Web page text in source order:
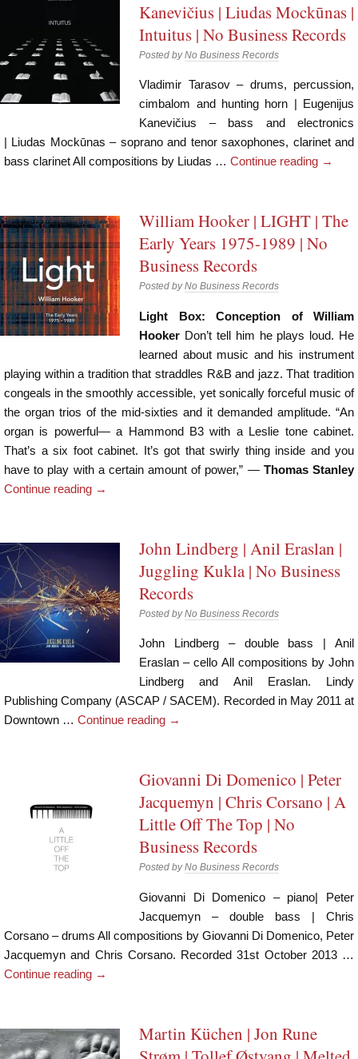
Kanevičius | Liudas Mockūnas |
Intuitus | No Business Records
Posted byNo Business Records
Vladimir Tarasov – drums, percussion,
cimbalom and hunting horn | Eugenijus
Kanevičius – bass and electronics
| Liudas Mockūnas – soprano and tenor saxophones, clarinet and
bass clarinet All compositions by Liudas … Continue reading →
William Hooker | LIGHT | The
Early Years 1975-1989 | No
Business Records
Posted byNo Business Records
Light Box: Conception of William
Hooker Don’t tell him he plays loud. He
learned about music and his instrument
playing within a tradition that straddles R&B and jazz. That tradition
congeals in the smoothly accessible, yet sonically forceful music of
the organ trios of the mid-sixties and it demanded amplitude. “An
organ is powerful— a Hammond B3 with a Leslie tone cabinet.
That’s a six foot cabinet. It’s got that swirly thing inside and you
have to play with a certain amount of power,” — Thomas Stanley
Continue reading →
John Lindberg | Anil Eraslan |
Juggling Kukla | No Business
Records
Posted byNo Business Records
John Lindberg – double bass | Anil
Eraslan – cello All compositions by John
Lindberg and Anil Eraslan. Lindy
Publishing Company (ASCAP / SACEM). Recorded in May 2011 at
Downtown … Continue reading →
Giovanni Di Domenico | Peter
Jacquemyn | Chris Corsano | A
Little Off The Top | No
Business Records
Posted byNo Business Records
Giovanni Di Domenico – piano| Peter
Jacquemyn – double bass | Chris
Corsano – drums All compositions by Giovanni Di Domenico, Peter
Jacquemyn and Chris Corsano. Recorded 31st October 2013 …
Continue reading →
Martin Küchen | Jon Rune